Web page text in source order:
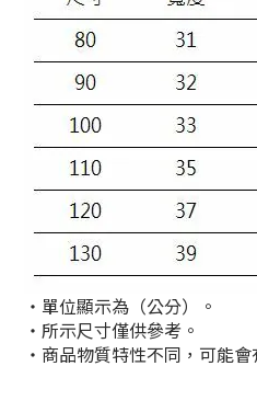
・單位顯示為（公分）。
・所示尺寸僅供參考。
・商品物質特性不同，可能